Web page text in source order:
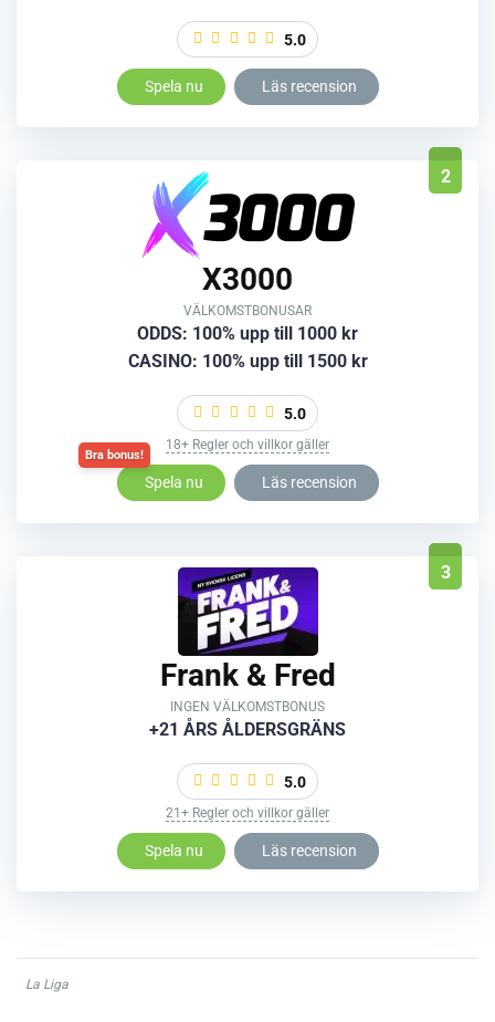
5.0
Spela nu Läs recension
2
X3000
VÄLKOMSTBONUSAR
ODDS: 100% upp till 1000 kr
CASINO: 100% upp till 1500 kr
5.0
18+ Regler och villkor gäller
Spela nu Läs recension
3
Frank & Fred
INGEN VÄLKOMSTBONUS
+21 ÅRS ÅLDERSGRÄNS
5.0
21+ Regler och villkor gäller
Spela nu Läs recension
La Liga